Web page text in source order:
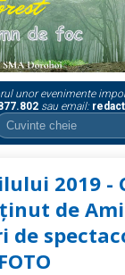
unor evenimente
sau email:
2019 -
de
de